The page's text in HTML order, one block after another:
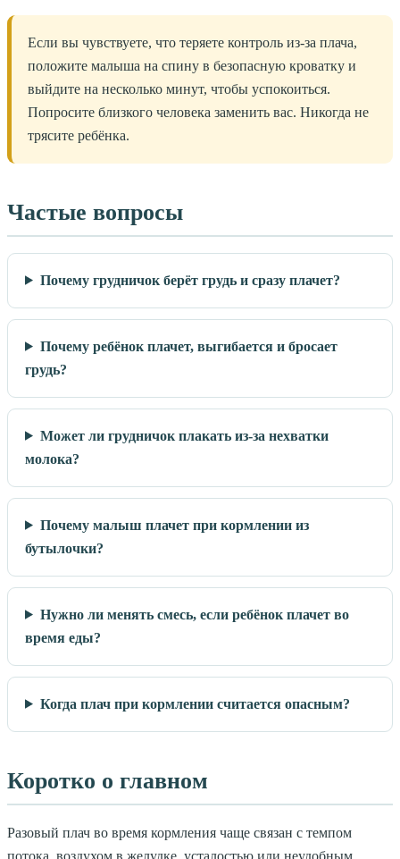
Если вы чувствуете, что теряете контроль из-за плача,
положите малыша на спину в безопасную кроватку и
выйдите на несколько минут, чтобы успокоиться.
Попросите близкого человека заменить вас. Никогда не
трясите ребёнка.
Частые вопросы
Почему грудничок берёт грудь и сразу плачет?
Почему ребёнок плачет, выгибается и бросает
грудь?
Может ли грудничок плакать из-за нехватки
молока?
Почему малыш плачет при кормлении из
бутылочки?
Нужно ли менять смесь, если ребёнок плачет во
время еды?
Когда плач при кормлении считается опасным?
Коротко о главном
Разовый плач во время кормления чаще связан с темпом
потока, воздухом в желудке, усталостью или неудобным